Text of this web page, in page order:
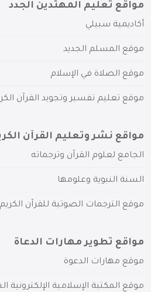
مواقع تعليم المهتدين الجدد
أكاديمية سبيلي
موقع المسلم الجديد
موقع الصلاة في الإسلام
موقع تعليم تفسير وتجويد القرآن
مواقع نشر وتعليم القرآن
الجامع لعلوم القرآن وترجماته
السنة النبوية وعلومها
موقع الترجمات الصوتية للقرآن الكريم
مواقع تطوير مهارات الدعاة
موقع مهارات الدعوة
موقع المكتبة الإسلامية الإلكترونية